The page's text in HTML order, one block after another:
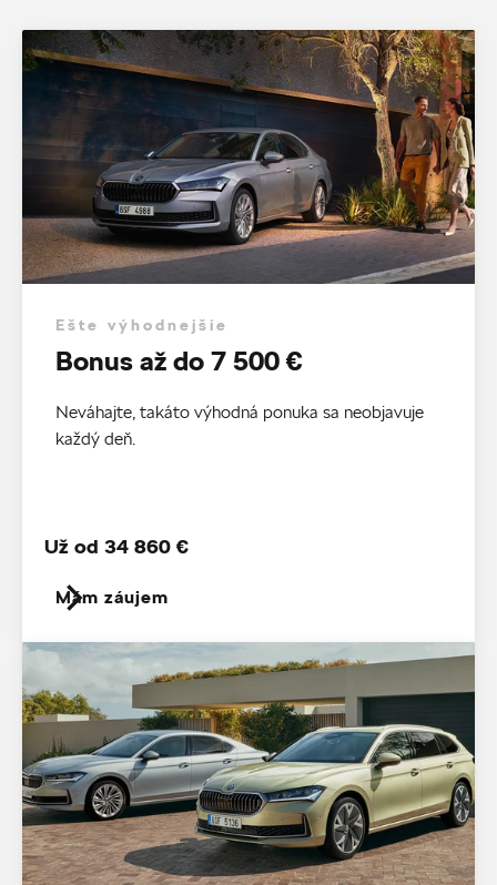
Ešte výhodnejšie
Bonus až do 7 500 €
Neváhajte, takáto výhodná ponuka sa neobjavuje
každý deň.
Mám záujem
Už od 34 860 €